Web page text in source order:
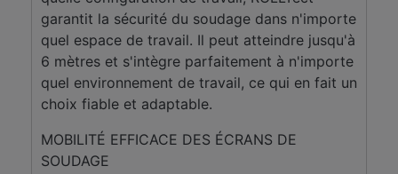
garantit la sécurité du soudage dans n'importe
quel espace de travail. Il peut atteindre jusqu'à
6 mètres et s'intègre parfaitement à n'importe
quel environnement de travail, ce qui en fait un
choix fiable et adaptable.
MOBILITÉ EFFICACE DES ÉCRANS DE
SOUDAGE